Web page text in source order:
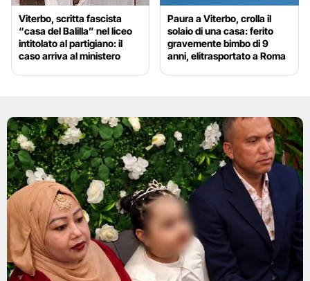
Viterbo, scritta fascista
“casa del Balilla” nel liceo
intitolato al partigiano: il
caso arriva al ministero
Paura a Viterbo, crolla il
solaio di una casa: ferito
gravemente bimbo di 9
anni, elitrasportato a Roma